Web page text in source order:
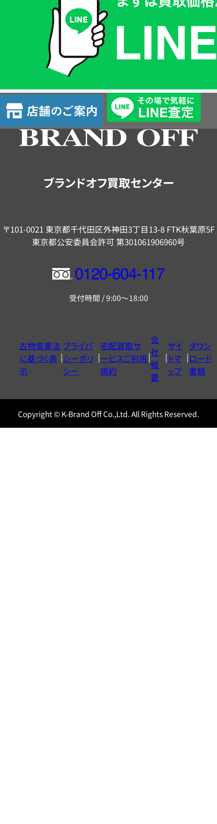
査
定
店
舗
の
ブランドオフ買取センター
〒101-0021 東京都千代田区外神田3丁目13-8 FTK秋葉原5F
東京都公安委員会許可 第301061906960号
フ
ー
ヤ
ル
0120604117
受付時間 / 9:00～18:00
古物営業法
に基づく表
示
プライバ
シーポリ
シー
宅配買取サ
ービスご利用
規約
会
社
概
要
サイ
トマ
ップ
ダウン
ロード
書類
Copyright © K-Brand Off Co.,Ltd. All Rights Reserved.